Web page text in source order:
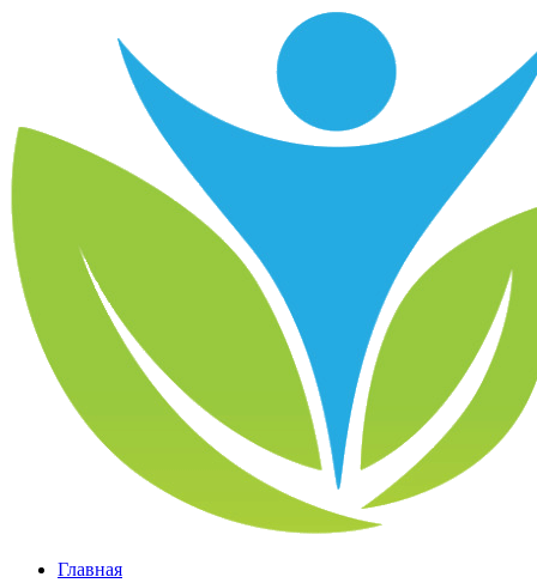
Главная